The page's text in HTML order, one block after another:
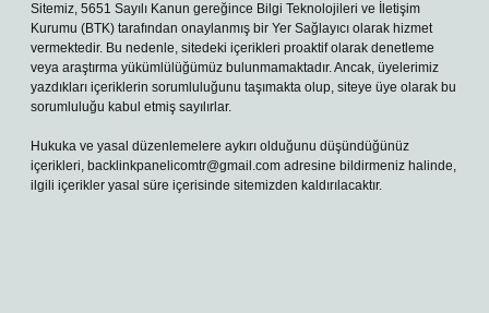
Sitemiz, 5651 Sayılı Kanun gereğince Bilgi Teknolojileri ve İletişim
Kurumu (BTK) tarafından onaylanmış bir Yer Sağlayıcı olarak hizmet
vermektedir. Bu nedenle, sitedeki içerikleri proaktif olarak denetleme
veya araştırma yükümlülüğümüz bulunmamaktadır. Ancak, üyelerimiz
yazdıkları içeriklerin sorumluluğunu taşımakta olup, siteye üye olarak bu
sorumluluğu kabul etmiş sayılırlar.
Hukuka ve yasal düzenlemelere aykırı olduğunu düşündüğünüz
içerikleri, backlinkpanelicomtr@gmail.com adresine bildirmeniz halinde,
ilgili içerikler yasal süre içerisinde sitemizden kaldırılacaktır.